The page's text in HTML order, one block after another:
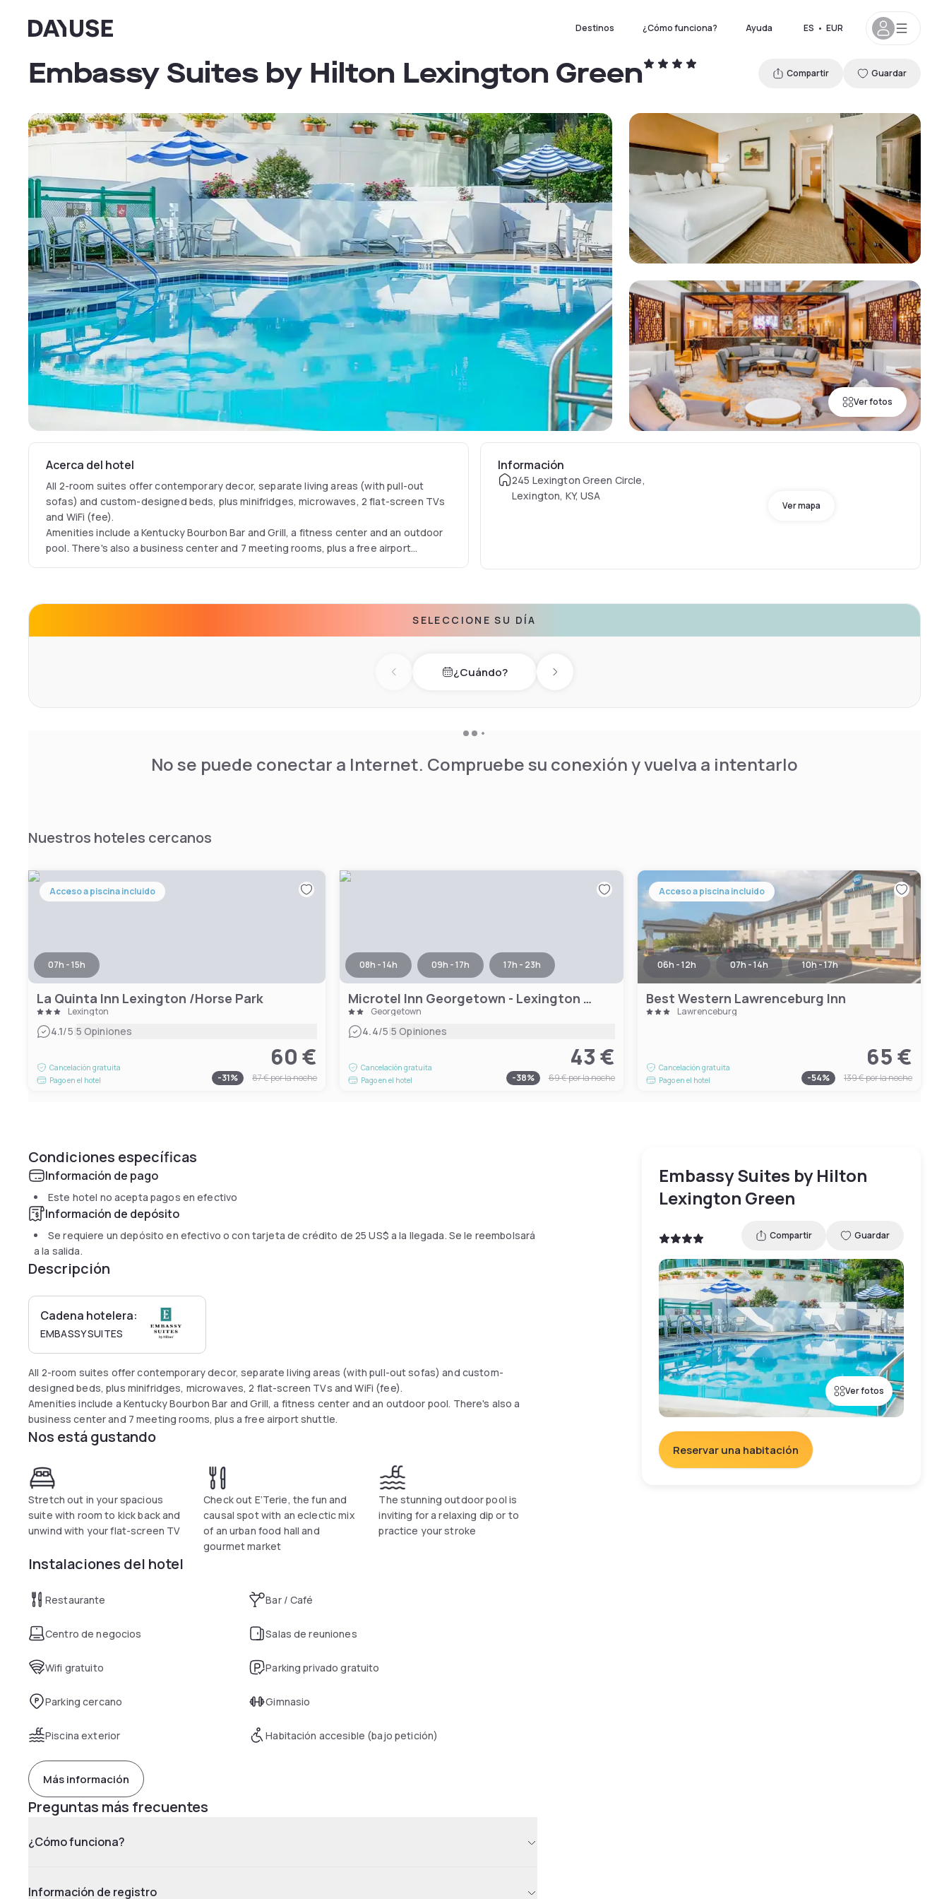
Dayuse Destinos ¿Cómo funciona? Ayuda ES • EUR
Ver fotos
Embassy Suites by Hilton Lexington Green Compartir Guardar
Acerca del hotel
All 2-room suites offer contemporary decor, separate living areas (with pull-out
sofas) and custom-designed beds, plus minifridges, microwaves, 2 flat-screen TVs
and WiFi (fee).
Amenities include a Kentucky Bourbon Bar and Grill, a fitness center and an outdoor
pool. There's also a business center and 7 meeting rooms, plus a free airport
Información
245 Lexington Green Circle,
Lexington, KY, USA
Ver mapa
SELECCIONE SU DÍA
Previous day¿Cuándo? Next day
No se puede conectar a Internet. Compruebe su conexión y vuelva a intentarlo
Nuestros hoteles cercanos
Acceso a piscina incluido
07h - 15h
La Quinta Inn Lexington /Horse Park
Lexington
4.1/5|5 Opiniones
Cancelación gratuita
Pago en el hotel
60 €
-31% 87 €por la noche
08h - 14h 09h - 17h 17h - 23h
Microtel Inn Georgetown - Lexington North
Georgetown
4.4/5|5 Opiniones
Cancelación gratuita
Pago en el hotel
43 €
-38% 69 €por la noche
Acceso a piscina incluido
06h - 12h 07h - 14h 10h - 17h
Best Western Lawrenceburg Inn
Lawrenceburg
Cancelación gratuita
Pago en el hotel
65 €
-54% 139 €por la noche
Condiciones específicas
Información de pago
Este hotel no acepta pagos en efectivo
Información de depósito
Se requiere un depósito en efectivo o con tarjeta de crédito de 25 US$ a la llegada. Se le reembolsará
a la salida.
Descripción
Cadena hotelera:
EMBASSY SUITES
All 2-room suites offer contemporary decor, separate living areas (with pull-out sofas) and custom-
designed beds, plus minifridges, microwaves, 2 flat-screen TVs and WiFi (fee).
Amenities include a Kentucky Bourbon Bar and Grill, a fitness center and an outdoor pool. There's also a
business center and 7 meeting rooms, plus a free airport shuttle.
Nos está gustando
Stretch out in your spacious
suite with room to kick back and
unwind with your flat-screen TV
Check out E’Terie, the fun and
causal spot with an eclectic mix
of an urban food hall and
gourmet market
The stunning outdoor pool is
inviting for a relaxing dip or to
practice your stroke
Instalaciones del hotel
Restaurante Bar / Café
Centro de negocios Salas de reuniones
Wifi gratuito Parking privado gratuito
Parking cercano Gimnasio
Piscina exterior Habitación accesible (bajo petición)
Más información
Preguntas más frecuentes
¿Cómo funciona?
Información de registro
Embassy Suites by Hilton
Lexington Green
Compartir Guardar
Ver fotos
Reservar una habitación